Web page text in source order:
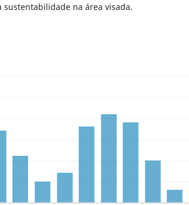
sustentabilidade na área visada.